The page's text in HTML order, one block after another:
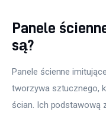
Panele
są?
Panele ścienne
tworzywa sztucznego,
ścian. Ich podstawową